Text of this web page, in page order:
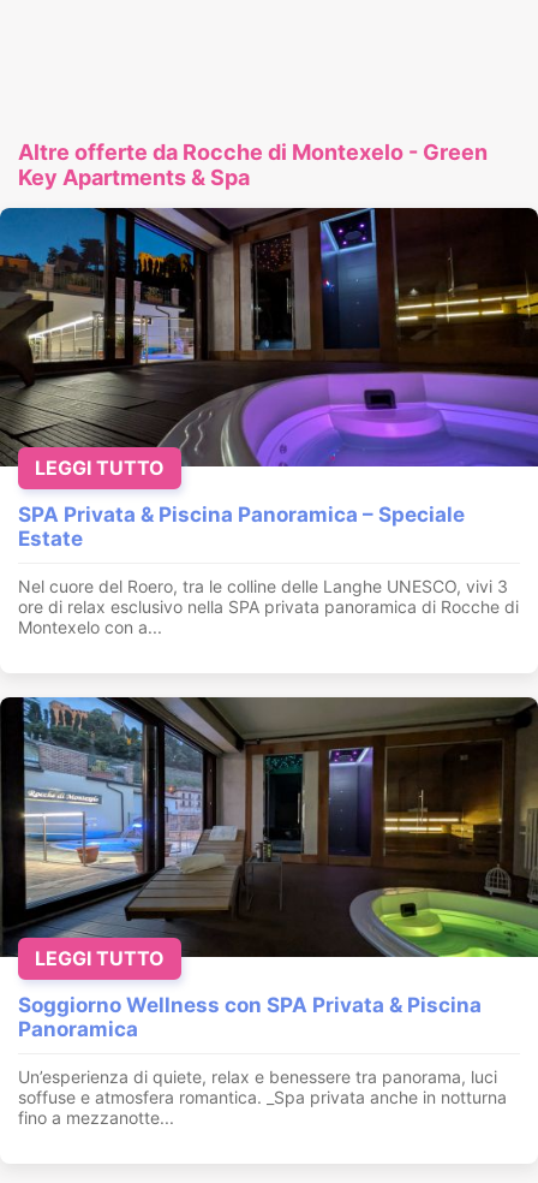
Altre offerte da Rocche di Montexelo - Green
Key Apartments & Spa
SPA Privata & Piscina Panoramica – Speciale
Estate
Nel cuore del Roero, tra le colline delle Langhe UNESCO, vivi 3
ore di relax esclusivo nella SPA privata panoramica di Rocche di
Montexelo con a...
LEGGI TUTTO
Soggiorno Wellness con SPA Privata & Piscina
Panoramica
Un’esperienza di quiete, relax e benessere tra panorama, luci
soffuse e atmosfera romantica. _Spa privata anche in notturna
fino a mezzanotte...
LEGGI TUTTO